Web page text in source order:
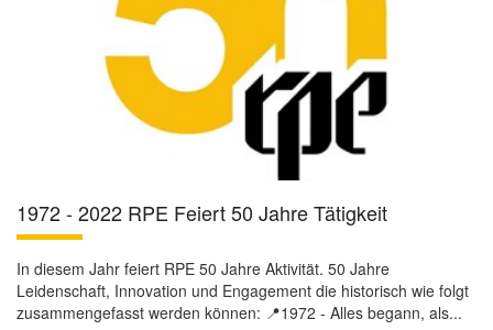
1972 - 2022 RPE Feiert 50 Jahre Tätigkeit
In diesem Jahr feiert RPE 50 Jahre Aktivität. 50 Jahre
Leidenschaft, Innovation und Engagement die historisch wie folgt
zusammengefasst werden können: 📍1972 - Alles begann, als...